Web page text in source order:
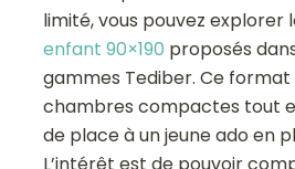
limité, vous pouvez explorer
enfant 90×190 proposés
gammes Tediber. Ce format
chambres compactes tout
de place à un jeune ado en